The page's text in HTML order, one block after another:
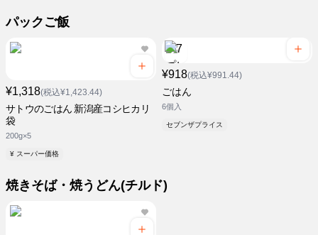
パックご飯
¥1,318(税込¥1,423.44)
サトウのごはん 新潟産コシヒカリ
袋
200g×5
¥ スーパー価格
¥918(税込¥991.44)
ごはん
6個入
セブンザプライス
焼きそば・焼うどん(チルド)